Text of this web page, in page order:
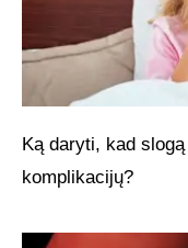
Ką daryti, kad
komplikacijų?